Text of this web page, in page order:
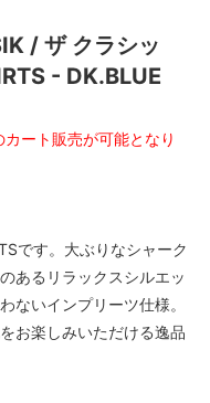
/ ザ クラシッ
- DK.BLUE
ート販売が可能となり
です。大ぶりなシャーク
あるリラックスシルエッ
ないインプリーツ仕様。
お楽しみいただける逸品